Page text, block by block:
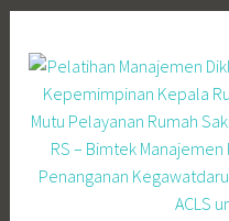
Skip
content